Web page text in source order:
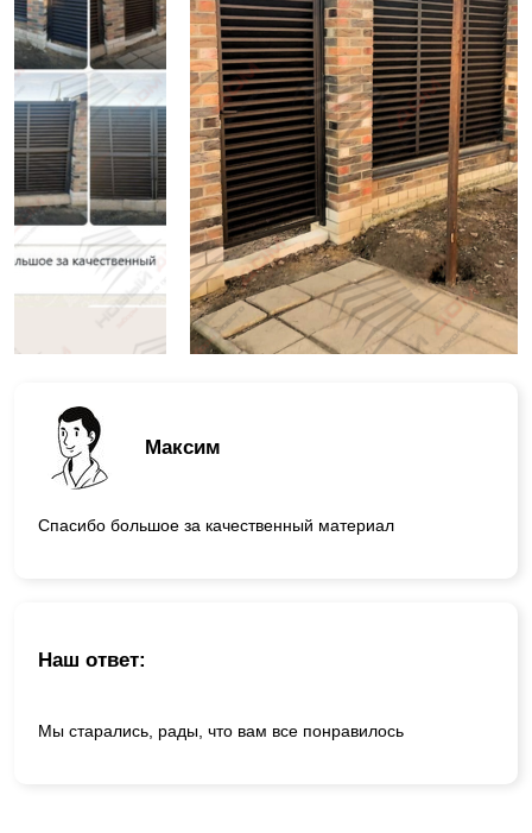
Максим
Спасибо большое за качественный материал
Наш ответ:
Мы старались, рады, что вам все понравилось